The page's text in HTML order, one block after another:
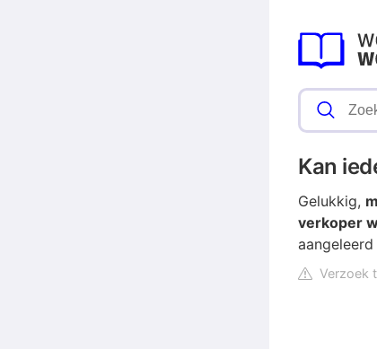
Kan
Gelukkig,
verkoper
Verzoek